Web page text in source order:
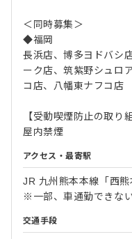
＜同時募集＞
◆福岡
長浜店、博多ヨドバシ
ーク店、筑紫野シュロ
コ店、八幡東ナフコ店
【受動喫煙防止の取り
屋内禁煙
アクセス・最寄駅
JR 九州熊本本線「西
※一部、車通勤できな
交通手段